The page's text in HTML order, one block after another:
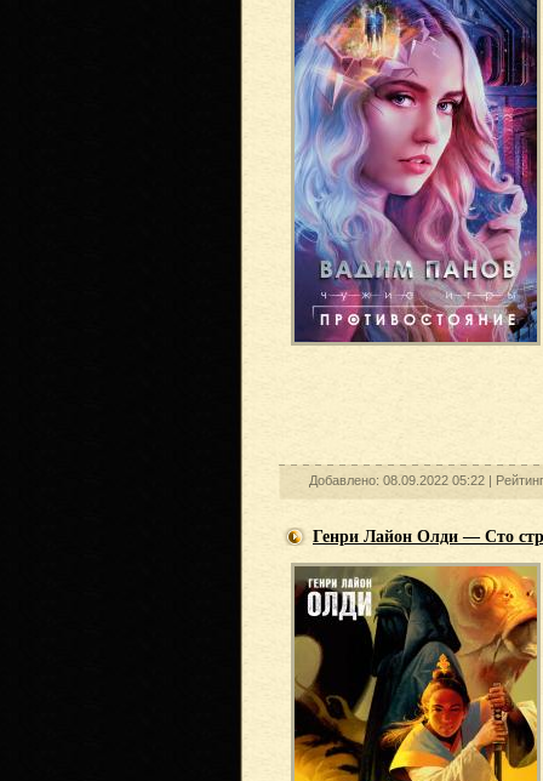
Добавлено: 08.09.2022 05:22 |
Генри Лайон Олди — Сто